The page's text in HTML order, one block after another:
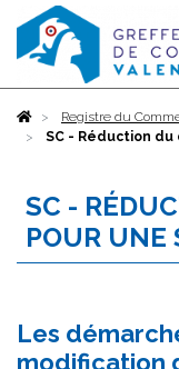
AccueilRegistre du
SC - Réduction
SC -
POUR UNE
Les
modification